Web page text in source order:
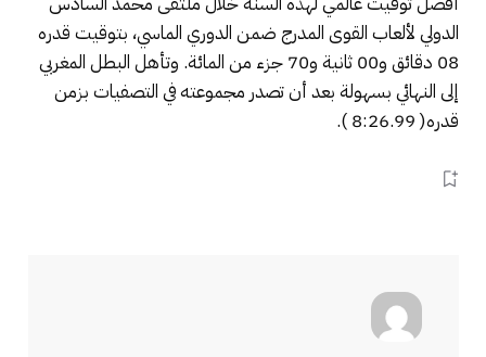
الدولي لألعاب القوى المدرج ضمن الدوري الماسي، بتوقيت قدره
08 دقائق و00 ثانية و70 جزء من المائة. وتأهل البطل المغربي
إلى النهائي بسهولة بعد أن تصدر مجموعته في التصفيات بزمن
قدره( 8:26.99 ).